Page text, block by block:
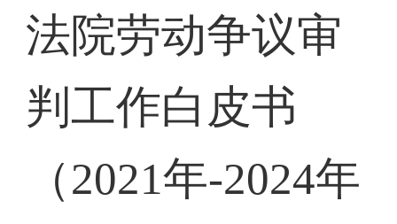
法院劳动争议审
判工作白皮书
（2021年-2024年